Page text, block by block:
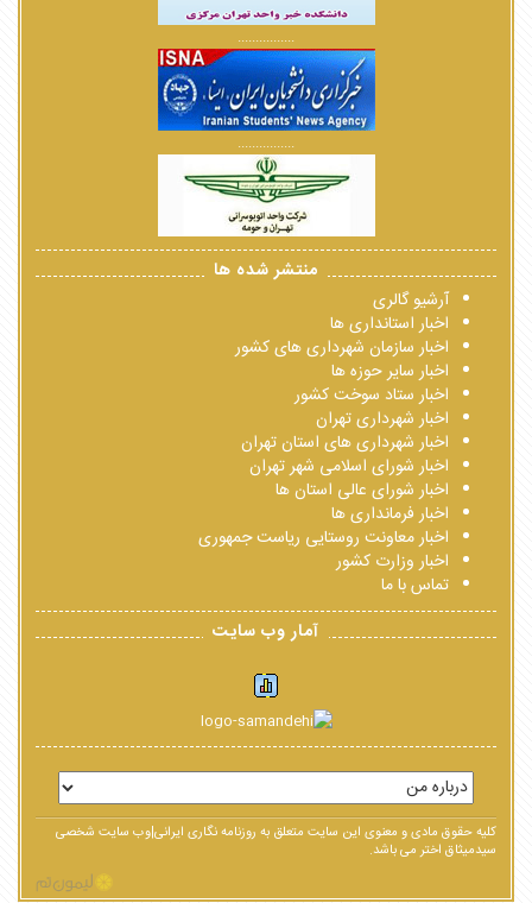
................
................
منتشر شده ها
آرشیو گالری
اخبار استانداری ها
اخبار سازمان شهرداری های کشور
اخبار سایر حوزه ها
اخبار ستاد سوخت کشور
اخبار شهرداری تهران
اخبار شهرداری های استان تهران
اخبار شورای اسلامی شهر تهران
اخبار شورای عالی استان ها
اخبار فرمانداری ها
اخبار معاونت روستایی ریاست جمهوری
اخبار وزارت کشور
تماس با ما
آمار وب سایت
کلیه حقوق مادی و معنوی این سایت متعلق به روزنامه نگاری ایرانی|وب سایت شخصی
سیدمیثاق اختر می باشد.